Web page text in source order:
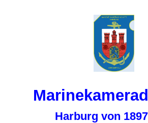
Harburg von